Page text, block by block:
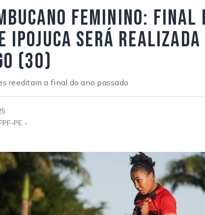
Feminino:
Ipojuca será realizada
(30)
reeditam a final do ano passado
PE -